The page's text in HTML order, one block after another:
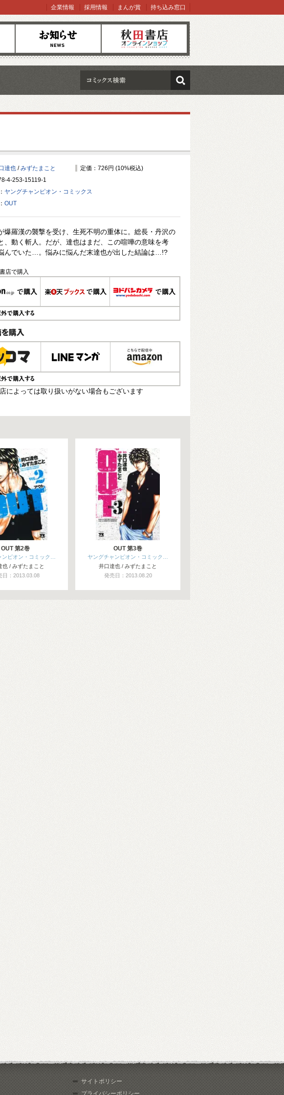
お知らせ オンラインショップ
企業情報 採用情報 まんが賞 持ち込み窓口
検索
達也 /みずたまこと
定価：726円 (10%税込)
4-253-15119-1
ヤングチャンピオン・コミックス
OUT
爆羅漢の襲撃を受け、生死不明の重体に。総長・丹沢の
、動く斬人。だが、達也はまだ、この喧嘩の意味を考
んでいた…。悩みに悩んだ末達也が出した結論は…!?
店で購入
入
によっては取り扱いがない場合もございます
OUT 第2巻
ンピオン・コミック…
也 / みずたまこと
日：2013.03.08
OUT 第3巻
ヤングチャンピオン・コミック…
井口達也 / みずたまこと
発売日：2013.08.20
サイトポリシー
プライバシーポリシー